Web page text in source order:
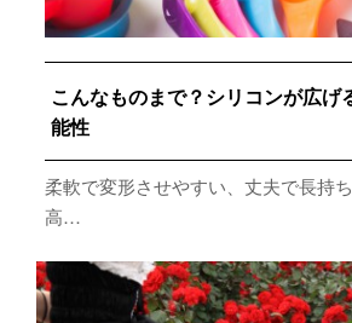
こんなものまで？シリコンが広げ
能性
柔軟で変形させやすい、丈夫で長持
高…